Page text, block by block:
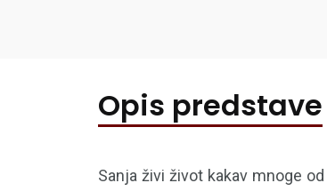
Opis predstave
Sanja živi život kakav mnoge